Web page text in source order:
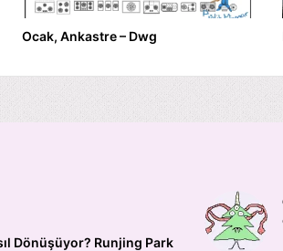
Ocak, Ankastre – Dwg
Dönüşüyor? Runjing Park